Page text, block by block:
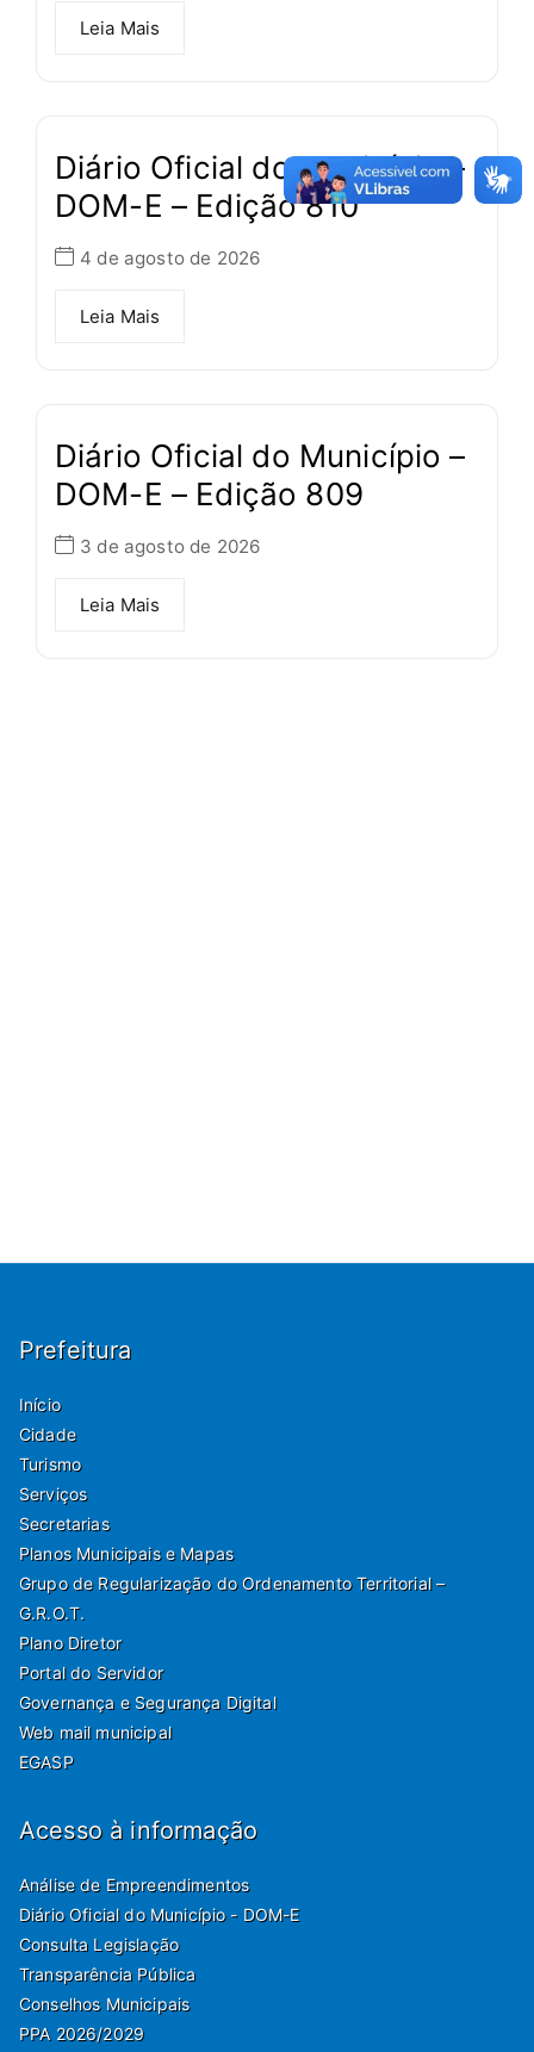
Leia Mais
Diário Oficial do Município –
DOM-E – Edição 810
4 de agosto de 2026
Leia Mais
Diário Oficial do Município –
DOM-E – Edição 809
3 de agosto de 2026
Leia Mais
Prefeitura
Início
Cidade
Turismo
Serviços
Secretarias
Planos Municipais e Mapas
Grupo de Regularização do Ordenamento Territorial –
G.R.O.T.
Plano Diretor
Portal do Servidor
Governança e Segurança Digital
Web mail municipal
EGASP
Acesso à informação
Análise de Empreendimentos
Diário Oficial do Município - DOM-E
Consulta Legislação
Transparência Pública
Conselhos Municipais
PPA 2026/2029